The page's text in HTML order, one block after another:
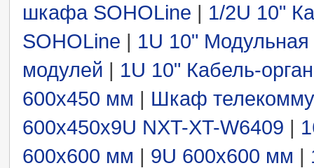
шкафа SOHOLine | 1/2U 10"
SOHOLine | 1U 10" Модульная
модулей | 1U 10" Кабель-
600x450 мм | Шкаф
600x450x9U NXT-XT-W6409 |
600x600 мм | 9U 600x600 мм |